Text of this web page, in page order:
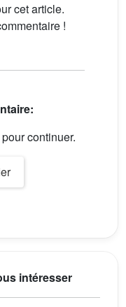
cet article.
!
continuer.
intéresser